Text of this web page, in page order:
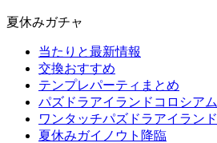
夏休みガチャ
当たりと最新情報
交換おすすめ
テンプレパーティまとめ
パズドラアイランドコロシアム
ワンタッチパズドラアイランド
夏休みガイノウト降臨